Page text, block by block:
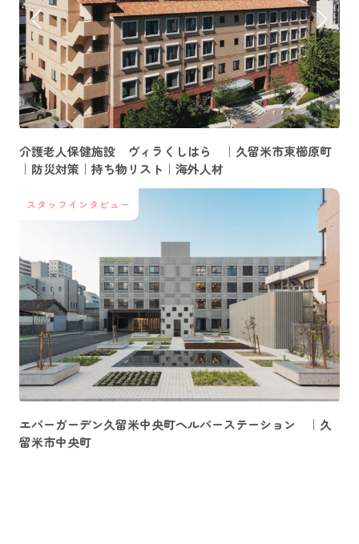
介護老人保健施設 ヴィラくしはら ｜久留米市東櫛原町
｜防災対策｜持ち物リスト｜海外人材
スタッフインタビュー
エバーガーデン久留米中央町ヘルパーステーション ｜久
留米市中央町